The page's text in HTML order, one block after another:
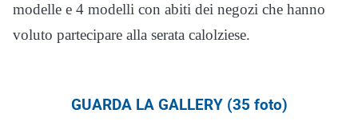
modelle e 4 modelli con abiti dei negozi che hanno
voluto partecipare alla serata calolziese.
GUARDA LA GALLERY (35 foto)